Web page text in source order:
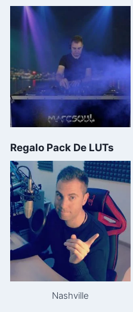
Regalo Pack De LUTs
Nashville